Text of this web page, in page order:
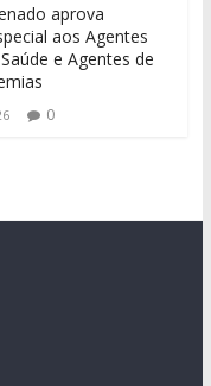
aprova
aos Agentes
e Agentes de
0